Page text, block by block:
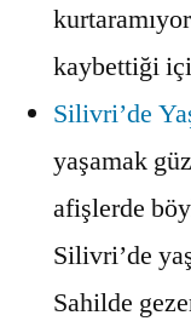
kaybettiği
Silivri’de
yaşamak
afişlerde
Silivri’de
Sahilde